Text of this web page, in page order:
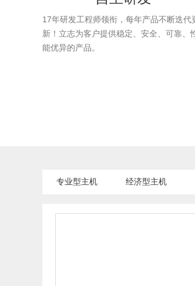
17年研发工程师领衔，每年产品不断迭代
新！立志为客户提供稳定、安全、可靠、
能优异的产品。
专业型主机 经济型主机